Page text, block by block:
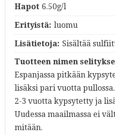
Hapot 6.50g/l
Erityistä: luomu
Lisätietoja: Sisältää
Tuotteen nimen
Espanjassa pitkään
lisäksi pari vuotta
2-3 vuotta kypsytetty ja
Uudessa maailmassa ei
mitään.